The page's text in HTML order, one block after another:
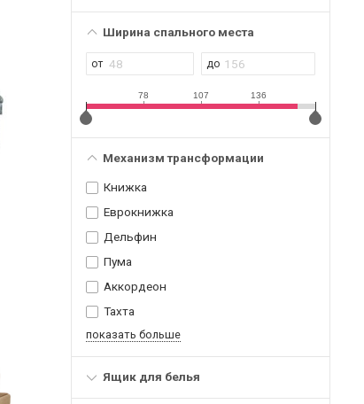
Ширина спального места
78 107 136
Механизм трансформации
Книжка
Еврокнижка
Дельфин
Пума
Аккордеон
Тахта
показать больше
Ящик для белья